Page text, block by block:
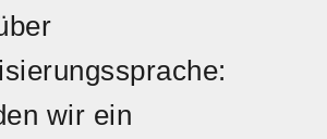
wir ein